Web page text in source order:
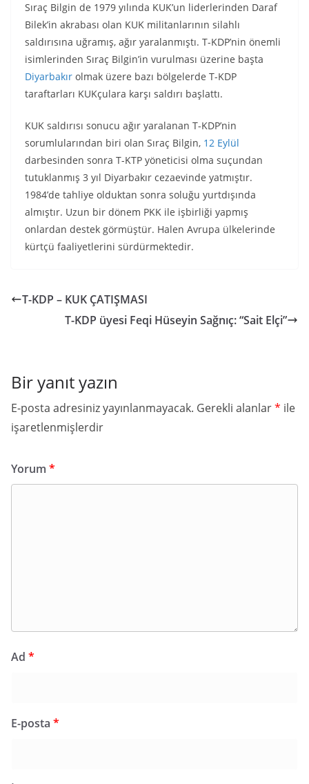
Sıraç Bilgin de 1979 yılında KUK’un liderlerinden Daraf
Bilek’in akrabası olan KUK militanlarının silahlı
saldırısına uğramış, ağır yaralanmıştı. T-KDP’nin önemli
isimlerinden Sıraç Bilgin’in vurulması üzerine başta
Diyarbakır olmak üzere bazı bölgelerde T-KDP
taraftarları KUKçulara karşı saldırı başlattı.
KUK saldırısı sonucu ağır yaralanan T-KDP’nin
sorumlularından biri olan Sıraç Bilgin, 12 Eylül
darbesinden sonra T-KTP yöneticisi olma suçundan
tutuklanmış 3 yıl Diyarbakır cezaevinde yatmıştır.
1984’de tahliye olduktan sonra soluğu yurtdışında
almıştır. Uzun bir dönem PKK ile işbirliği yapmış
onlardan destek görmüştür. Halen Avrupa ülkelerinde
kürtçü faaliyetlerini sürdürmektedir.
T-KDP – KUK ÇATIŞMASI
T-KDP üyesi Feqi Hüseyin Sağnıç: “Sait Elçi”
Bir yanıt yazın
E-posta adresiniz yayınlanmayacak. Gerekli alanlar* ile
işaretlenmişlerdir
Yorum *
Ad *
E-posta *